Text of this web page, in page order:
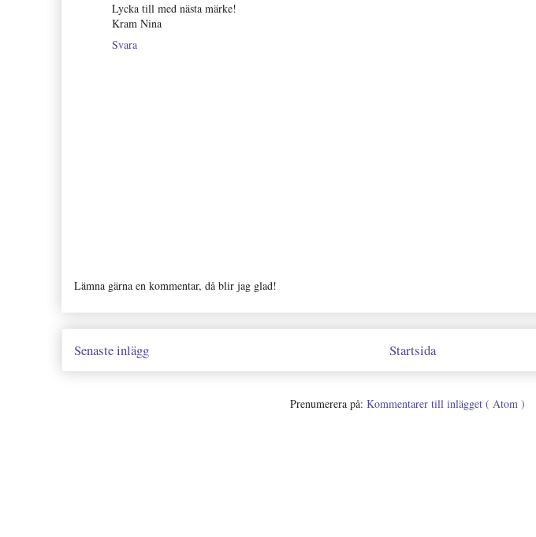
Lycka till med nästa märke!
Kram Nina
Svara
Lämna gärna en kommentar, då blir jag glad!
Senaste inlägg Startsida
Prenumerera på: Kommentarer till inlägget ( Atom )